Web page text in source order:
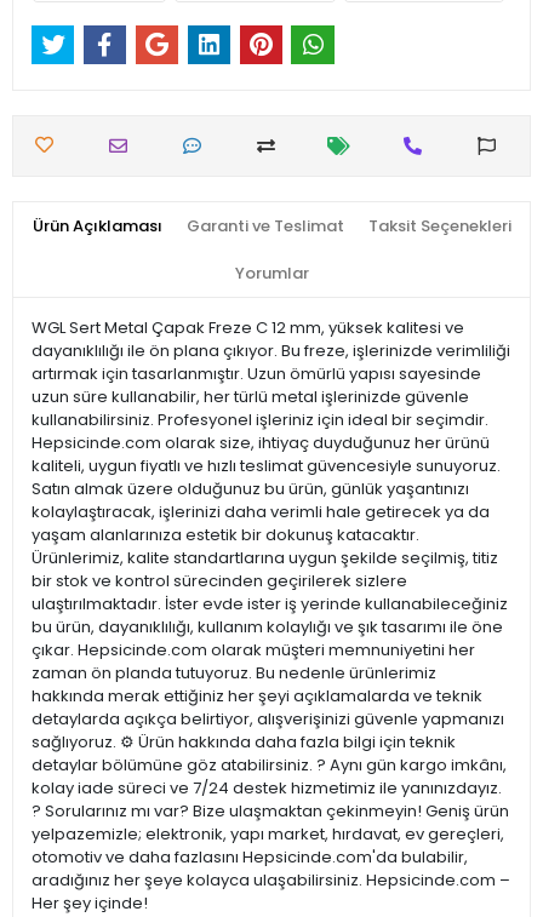
Ürün Açıklaması Garanti ve Teslimat Taksit Seçenekleri
Yorumlar
WGL Sert Metal Çapak Freze C 12 mm, yüksek kalitesi ve
dayanıklılığı ile ön plana çıkıyor. Bu freze, işlerinizde verimliliği
artırmak için tasarlanmıştır. Uzun ömürlü yapısı sayesinde
uzun süre kullanabilir, her türlü metal işlerinizde güvenle
kullanabilirsiniz. Profesyonel işleriniz için ideal bir seçimdir.
Hepsicinde.com olarak size, ihtiyaç duyduğunuz her ürünü
kaliteli, uygun fiyatlı ve hızlı teslimat güvencesiyle sunuyoruz.
Satın almak üzere olduğunuz bu ürün, günlük yaşantınızı
kolaylaştıracak, işlerinizi daha verimli hale getirecek ya da
yaşam alanlarınıza estetik bir dokunuş katacaktır.
Ürünlerimiz, kalite standartlarına uygun şekilde seçilmiş, titiz
bir stok ve kontrol sürecinden geçirilerek sizlere
ulaştırılmaktadır. İster evde ister iş yerinde kullanabileceğiniz
bu ürün, dayanıklılığı, kullanım kolaylığı ve şık tasarımı ile öne
çıkar. Hepsicinde.com olarak müşteri memnuniyetini her
zaman ön planda tutuyoruz. Bu nedenle ürünlerimiz
hakkında merak ettiğiniz her şeyi açıklamalarda ve teknik
detaylarda açıkça belirtiyor, alışverişinizi güvenle yapmanızı
sağlıyoruz. ⚙️ Ürün hakkında daha fazla bilgi için teknik
detaylar bölümüne göz atabilirsiniz. ? Aynı gün kargo imkânı,
kolay iade süreci ve 7/24 destek hizmetimiz ile yanınızdayız.
? Sorularınız mı var? Bize ulaşmaktan çekinmeyin! Geniş ürün
yelpazemizle; elektronik, yapı market, hırdavat, ev gereçleri,
otomotiv ve daha fazlasını Hepsicinde.com'da bulabilir,
aradığınız her şeye kolayca ulaşabilirsiniz. Hepsicinde.com –
Her şey içinde!